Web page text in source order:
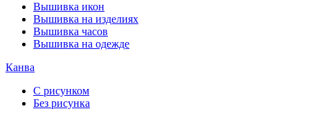
Вышивка икон
Вышивка на изделиях
Вышивка часов
Вышивка на одежде
Канва
С рисунком
Без рисунка